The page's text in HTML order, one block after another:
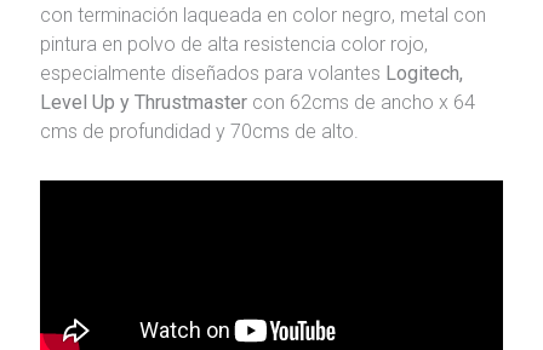
con terminación laqueada en color negro, metal con
pintura en polvo de alta resistencia color rojo,
especialmente diseñados para volantes Logitech,
Level Up y Thrustmastercon 62cms de ancho x 64
cms de profundidad y 70cms de alto.